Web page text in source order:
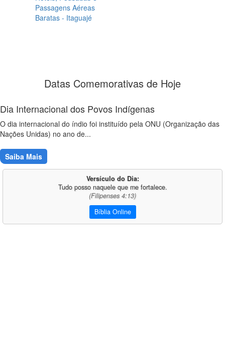
Passagens Aéreas
Baratas - Itaguajé
Datas Comemorativas de Hoje
Dia Internacional dos Povos Indígenas
O dia internacional do índio foi instituído pela ONU (Organização das
Nações Unidas) no ano de...
Saiba Mais
Versículo do Dia:
Tudo posso naquele que me fortalece.
(Filipenses 4:13)
Bíblia Online